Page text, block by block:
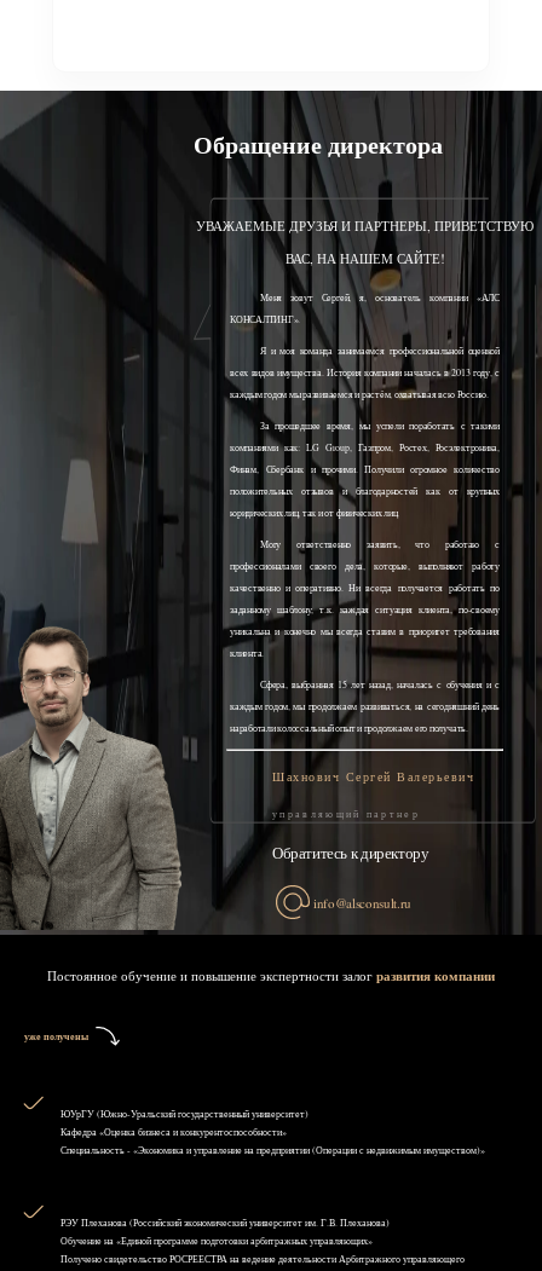
Обращение директора
УВАЖАЕМЫЕ ДРУЗЬЯ И ПАРТНЕРЫ, ПРИВЕТСТВУЮ
ВАС, НА НАШЕМ САЙТЕ!
Меня зовут Сергей, я, основатель компании «АЛС
КОНСАЛТИНГ».
Я и моя команда занимаемся профессиональной оценкой
всех видов имущества. История компании началась в 2013 году, с
каждым годом мы развиваемся и растём, охватывая всю Россию.
За прошедшее время, мы успели поработать с такими
компаниями как: LG Group, Газпром, Ростех, Росэлектроника,
Финам, Сбербанк и прочими. Получили огромное количество
положительных отзывов и благодарностей как от крупных
юридических лиц, так и от физических лиц.
Могу ответственно заявить, что работаю с
профессионалами своего дела, которые, выполняют работу
качественно и оперативно. Ни всегда получается работать по
заданному шаблону, т.к. каждая ситуация клиента, по-своему
уникальна и конечно мы всегда ставим в приоритет требования
клиента.
Сфера, выбранная 15 лет назад, началась с обучения и с
каждым годом, мы продолжаем развиваться, на сегодняшний день
наработали колоссальный опыт и продолжаем его получать.
Шахнович Сергей Валерьевич
управляющий партнер
Обратитесь к директору
info@alsconsult.ru
Постоянное обучение и повышение экспертности залог развития компании
уже получены
ЮУрГУ (Южно-Уральский государственный университет)
Кафедра «Оценка бизнеса и конкурентоспособности»
Специальность - «Экономика и управление на предприятии (Операции с недвижимым имуществом)»
РЭУ Плеханова (Российский экономический университет им. Г.В. Плеханова)
Обучение на «Единой программе подготовки арбитражных управляющих»
Получено свидетельство РОСРЕЕСТРА на ведение деятельности Арбитражного управляющего